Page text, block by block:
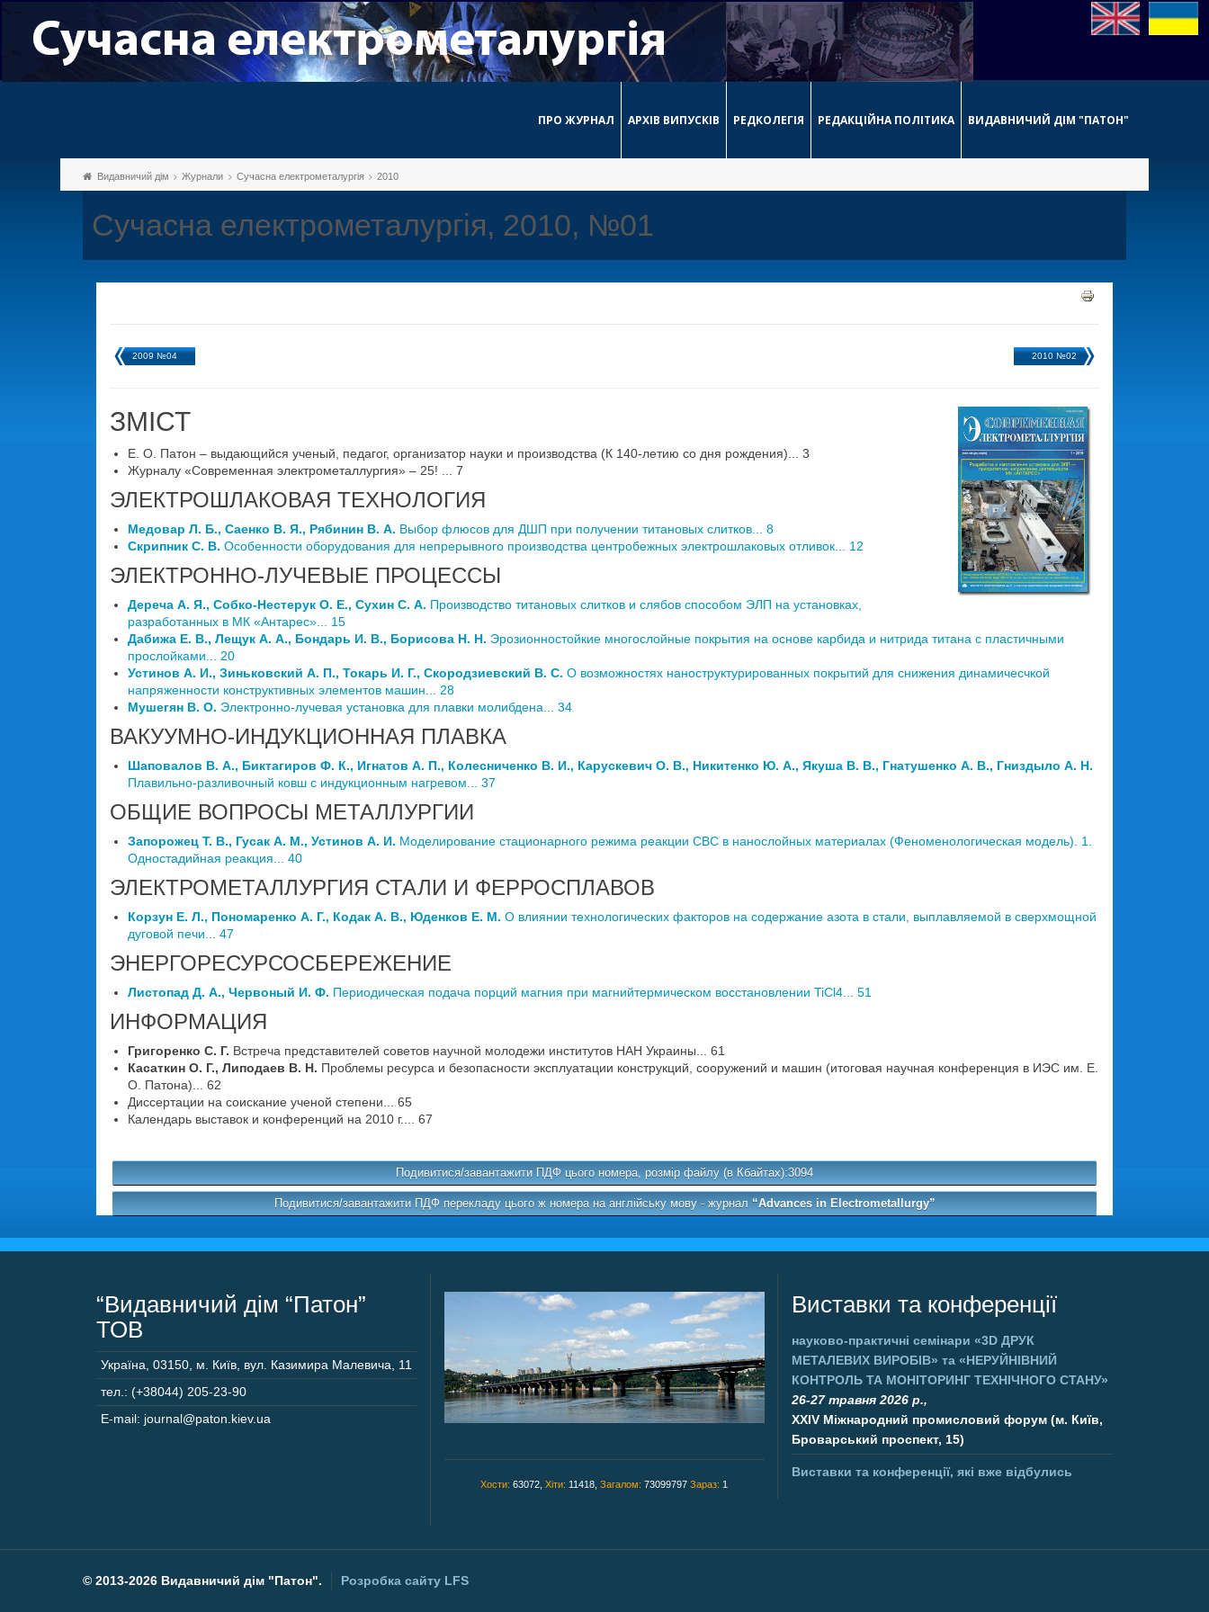
ПРО ЖУРНАЛ АРХІВ ВИПУСКІВ РЕДКОЛЕГІЯ РЕДАКЦІЙНА ПОЛІТИКА ВИДАВНИЧИЙ ДІМ "ПАТОН"
Видавничий дім Журнали Сучасна електрометалургія 2010
Сучасна електрометалургія, 2010, №01
2009 №04 2010 №02
ЗМІСТ
Е. О. Патон – выдающийся ученый, педагог, организатор науки и производства (К 140-летию со дня рождения)... 3
Журналу «Современная электрометаллургия» – 25! ... 7
ЭЛЕКТРОШЛАКОВАЯ ТЕХНОЛОГИЯ
Медовар Л. Б., Саенко В. Я., Рябинин В. А. Выбор флюсов для ДШП при получении титановых слитков... 8
Скрипник С. В. Особенности оборудования для непрерывного производства центробежных электрошлаковых отливок... 12
ЭЛЕКТРОННО-ЛУЧЕВЫЕ ПРОЦЕССЫ
Дереча А. Я., Собко-Нестерук О. Е., Сухин С. А. Производство титановых слитков и слябов способом ЭЛП на установках,
разработанных в МК «Антарес»... 15
Дабижа Е. В., Лещук А. А., Бондарь И. В., Борисова Н. Н. Эрозионностойкие многослойные покрытия на основе карбида и нитрида титана с пластичными
прослойками... 20
Устинов А. И., Зиньковский А. П., Токарь И. Г., Скородзиевский В. С. О возможностях наноструктурированных покрытий для снижения динамичесчкой
напряженности конструктивных элементов машин... 28
Мушегян В. О. Электронно-лучевая установка для плавки молибдена... 34
ВАКУУМНО-ИНДУКЦИОННАЯ ПЛАВКА
Шаповалов В. А., Биктагиров Ф. К., Игнатов А. П., Колесниченко В. И., Карускевич О. В., Никитенко Ю. А., Якуша В. В., Гнатушенко А. В., Гниздыло А. Н.
Плавильно-разливочный ковш с индукционным нагревом... 37
ОБЩИЕ ВОПРОСЫ МЕТАЛЛУРГИИ
Запорожец Т. В., Гусак А. М., Устинов А. И. Моделирование стационарного режима реакции СВС в нанослойных материалах (Феноменологическая модель). 1.
Одностадийная реакция... 40
ЭЛЕКТРОМЕТАЛЛУРГИЯ СТАЛИ И ФЕРРОСПЛАВОВ
Корзун Е. Л., Пономаренко А. Г., Кодак А. В., Юденков Е. М. О влиянии технологических факторов на содержание азота в стали, выплавляемой в сверхмощной
дуговой печи... 47
ЭНЕРГОРЕСУРСОСБЕРЕЖЕНИЕ
Листопад Д. А., Червоный И. Ф. Периодическая подача порций магния при магнийтермическом восстановлении TiCl4... 51
ИНФОРМАЦИЯ
Григоренко С. Г. Встреча представителей советов научной молодежи институтов НАН Украины... 61
Касаткин О. Г., Липодаев В. Н. Проблемы ресурса и безопасности эксплуатации конструкций, сооружений и машин (итоговая научная конференция в ИЭС им. Е.
О. Патона)... 62
Диссертации на соискание ученой степени... 65
Календарь выставок и конференций на 2010 г.... 67
Подивитися/завантажити ПДФ цього номера, розмір файлу (в Кбайтах):3094
Подивитися/завантажити ПДФ перекладу цього ж номера на англійську мову - журнал “Advances in Electrometallurgy”
“Видавничий дім “Патон”
ТОВ
Україна 03150 м. Київ, вул. Казимира Малевича, 11
тел.: (+38044) 205-23-90
E-mail: journal@paton.kiev.ua
Хости:63072,Хіти: 11418,Загалом:73099797 Зараз: 1
Виставки та конференції
науково-практичні семінари«3D ДРУК
МЕТАЛЕВИХ ВИРОБІВ» та«НЕРУЙНІВНИЙ
КОНТРОЛЬ ТА МОНІТОРИНГ ТЕХНІЧНОГО СТАНУ»
26-27 травня 2026 р.,
XXIV Міжнародний промисловий форум (м. Київ,
Броварський проспект, 15)
Виставки та конференції, які вже відбулись
© 2013-2026 Видавничий дім "Патон". Розробка сайту LFS